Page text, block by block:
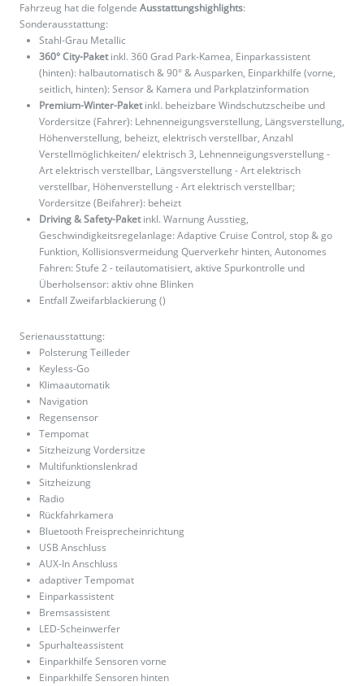
Fahrzeug hat die folgende Ausstattungshighlights:
Sonderausstattung:
Stahl-Grau Metallic
360° City-Paketinkl. 360 Grad Park-Kamea, Einparkassistent
(hinten): halbautomatisch & 90° & Ausparken, Einparkhilfe (vorne,
seitlich, hinten): Sensor & Kamera und Parkplatzinformation
Premium-Winter-Paketinkl. beheizbare Windschutzscheibe und
Vordersitze (Fahrer): Lehnenneigungsverstellung, Längsverstellung,
Höhenverstellung, beheizt, elektrisch verstellbar, Anzahl
Verstellmöglichkeiten/ elektrisch 3, Lehnenneigungsverstellung -
Art elektrisch verstellbar, Längsverstellung - Art elektrisch
verstellbar, Höhenverstellung - Art elektrisch verstellbar;
Vordersitze (Beifahrer): beheizt
Driving & Safety-Paketinkl. Warnung Ausstieg,
Geschwindigkeitsregelanlage: Adaptive Cruise Control, stop & go
Funktion, Kollisionsvermeidung Querverkehr hinten, Autonomes
Fahren: Stufe 2 - teilautomatisiert, aktive Spurkontrolle und
Überholsensor: aktiv ohne Blinken
Entfall Zweifarblackierung ()
Serienausstattung:
Polsterung Teilleder
Keyless-Go
Klimaautomatik
Navigation
Regensensor
Tempomat
Sitzheizung Vordersitze
Multifunktionslenkrad
Sitzheizung
Radio
Rückfahrkamera
Bluetooth Freisprecheinrichtung
USB Anschluss
AUX-In Anschluss
adaptiver Tempomat
Einparkassistent
Bremsassistent
LED-Scheinwerfer
Spurhalteassistent
Einparkhilfe Sensoren vorne
Einparkhilfe Sensoren hinten